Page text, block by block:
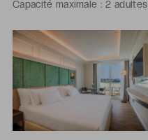
Capacité maximale : 2 adultes